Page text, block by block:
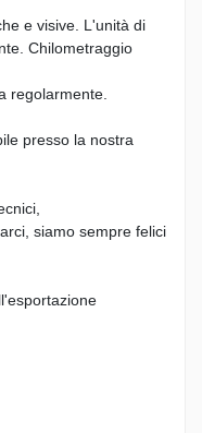
e visive. L'unità di
Chilometraggio
regolarmente.
presso la nostra
siamo sempre felici